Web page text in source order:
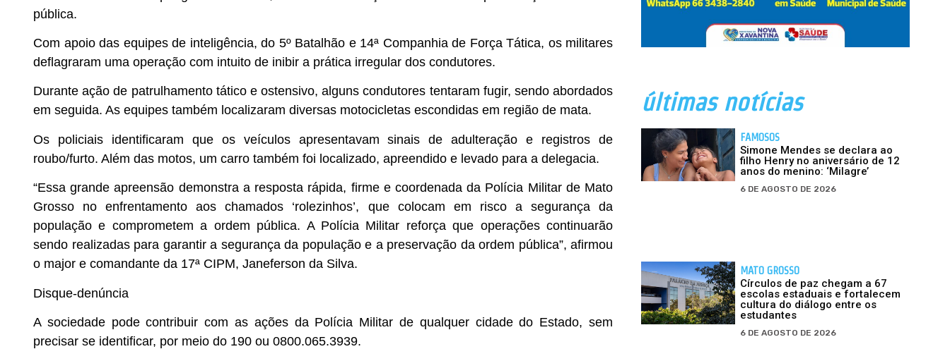
pública.
Com apoio das equipes de inteligência, do 5º Batalhão e 14ª Companhia de Força Tática, os militares
deflagraram uma operação com intuito de inibir a prática irregular dos condutores.
Durante ação de patrulhamento tático e ostensivo, alguns condutores tentaram fugir, sendo abordados
em seguida. As equipes também localizaram diversas motocicletas escondidas em região de mata.
Os policiais identificaram que os veículos apresentavam sinais de adulteração e registros de
roubo/furto. Além das motos, um carro também foi localizado, apreendido e levado para a delegacia.
“Essa grande apreensão demonstra a resposta rápida, firme e coordenada da Polícia Militar de Mato
Grosso no enfrentamento aos chamados ‘rolezinhos’, que colocam em risco a segurança da
população e comprometem a ordem pública. A Polícia Militar reforça que operações continuarão
sendo realizadas para garantir a segurança da população e a preservação da ordem pública”, afirmou
o major e comandante da 17ª CIPM, Janeferson da Silva.
Disque-denúncia
A sociedade pode contribuir com as ações da Polícia Militar de qualquer cidade do Estado, sem
precisar se identificar, por meio do 190 ou 0800.065.3939.
últimas notícias
FAMOSOS
Simone Mendes se declara ao
filho Henry no aniversário de 12
anos do menino: ‘Milagre’
6 DE AGOSTO DE 2026
MATO GROSSO
Círculos de paz chegam a 67
escolas estaduais e fortalecem
cultura do diálogo entre os
estudantes
6 DE AGOSTO DE 2026